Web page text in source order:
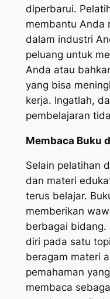
diperbarui.
membantu Anda
dalam industri
peluang untuk
Anda atau
yang bisa
kerja. Ingatlah,
pembelajaran
Membaca Buku
Selain pelatihan
dan materi
terus belajar.
memberikan
berbagai bidang.
diri pada satu
beragam materi
pemahaman
membaca